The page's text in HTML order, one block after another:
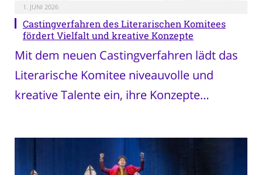
1. JUNI 2026
Castingverfahren des Literarischen Komitees
fördert Vielfalt und kreative Konzepte
Mit dem neuen Castingverfahren lädt das
Literarische Komitee niveauvolle und
kreative Talente ein, ihre Konzepte…